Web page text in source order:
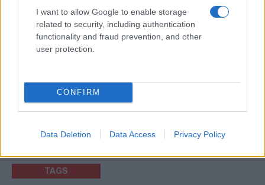
I want to allow Google to enable storage
related to security, including authentication
functionality and fraud prevention, and other
user protection.
CONFIRM
Data Deletion Data Access Privacy Policy
του ανοίγει αυτόματα τον δρόμο για την
προεδρία, ωστόσο αποτελεί την αφετηρία μιας
φάσης που αποσκοπεί στη διασφάλιση των
θέσεων της οικογένειας για το μέλλον, την ώρα
ΑΚΟΛΟΥΘΗΣΤΕ ΜΑΣ ΣΤΟ GOOGLE
NEWS ΚΑΝΟΝΤΑΣ ΚΛΙΚ ΕΔΩ
TAGS